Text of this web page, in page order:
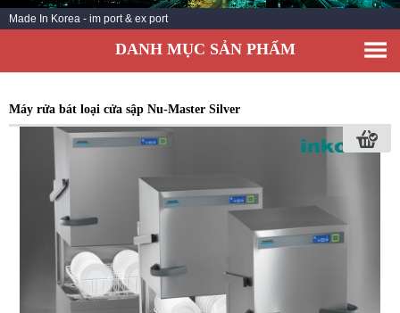
TIN TỨC
KHÁCH HÀNG
Made In Korea - im port & ex port
DANH MỤC SẢN PHẨM
Máy rửa bát loại cửa sập Nu-Master Silver